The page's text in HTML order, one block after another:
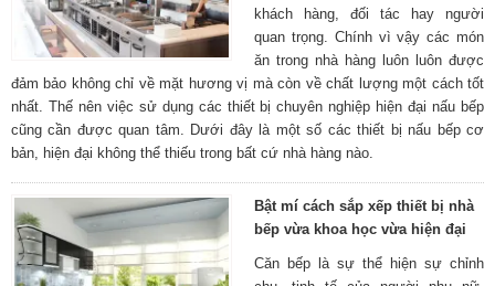
khách hàng, đối tác hay người
quan trọng. Chính vì vậy các món
ăn trong nhà hàng luôn luôn được
đảm bảo không chỉ về mặt hương vị mà còn về chất lượng một cách tốt
nhất. Thế nên việc sử dụng các thiết bị chuyên nghiệp hiện đại nấu bếp
cũng cần được quan tâm. Dưới đây là một số các thiết bị nấu bếp cơ
bản, hiện đại không thể thiếu trong bất cứ nhà hàng nào.
Bật mí cách sắp xếp thiết bị nhà
bếp vừa khoa học vừa hiện đại
Căn bếp là sự thể hiện sự chỉnh